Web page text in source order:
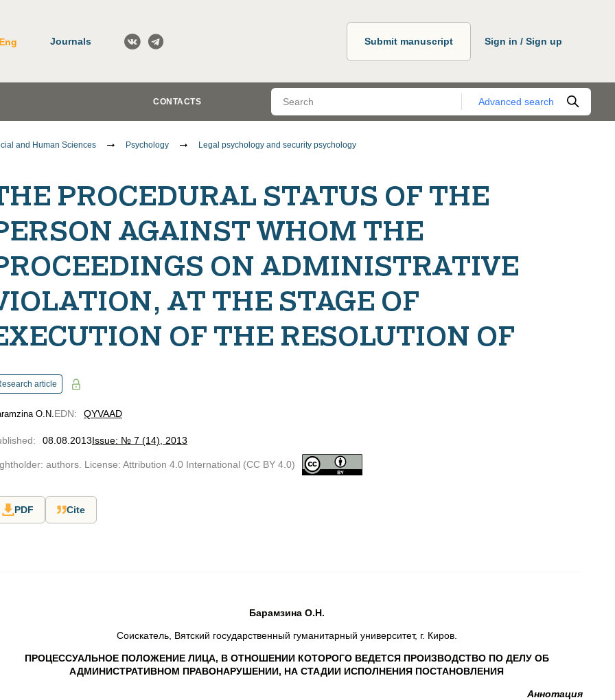
Eng Journals Submit manuscript Sign in / Sign up
CONTACTS Advanced search
and Human Sciences Psychology Legal psychology and security psychology
PROCEDURAL STATUS OF THE
AGAINST WHOM THE
ON ADMINISTRATIVE
AT THE STAGE OF
OF THE RESOLUTION OF
article
O.N. EDN: QYVAAD
: 08.08.2013Issue: № 7 (14), 2013
authors. License: Attribution 4.0 International (CC BY 4.0)
PDF Cite
Барамзина О.Н.
Соискатель, Вятский государственный гуманитарный университет, г. Киров.
ПРОЦЕССУАЛЬНОЕ ПОЛОЖЕНИЕ ЛИЦА, В ОТНОШЕНИИ КОТОРОГО ВЕДЕТСЯ ПРОИЗВОДСТВО ПО ДЕЛУ ОБ
АДМИНИСТРАТИВНОМ ПРАВОНАРУШЕНИИ, НА СТАДИИ ИСПОЛНЕНИЯ ПОСТАНОВЛЕНИЯ
Аннотация